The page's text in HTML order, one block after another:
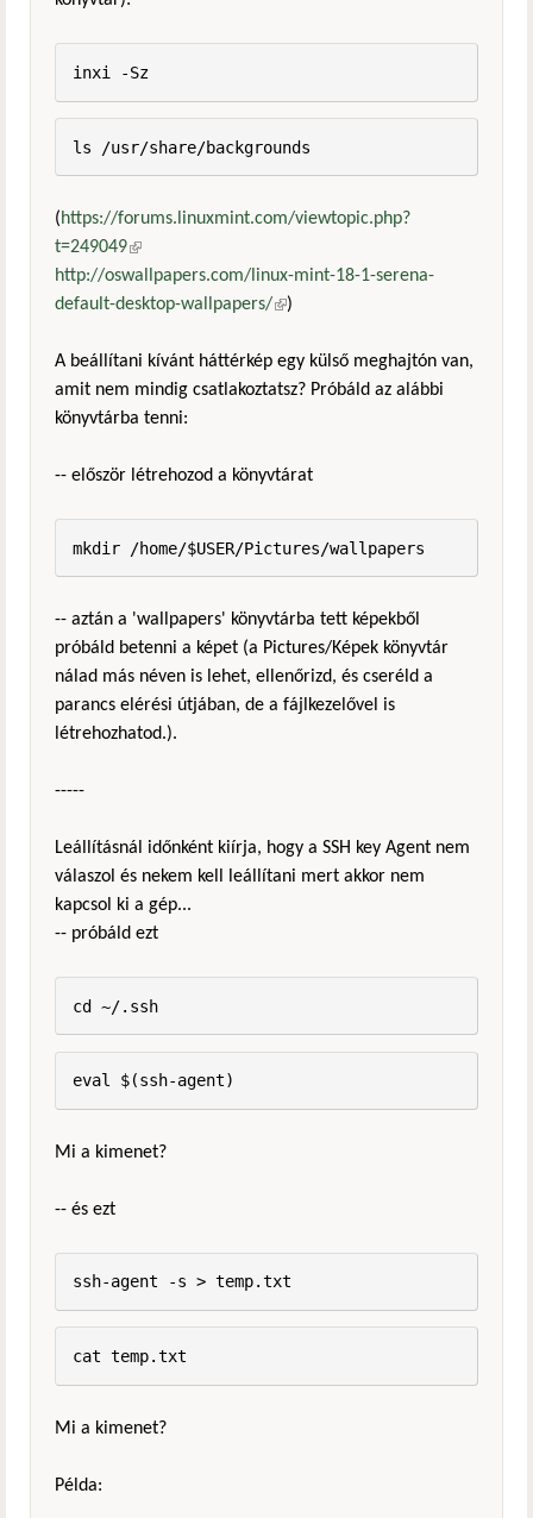
inxi -Sz
ls /usr/share/backgrounds
(https://forums.linuxmint.com/viewtopic.php?
t=249049(külső hivatkozás)
http://oswallpapers.com/linux-mint-18-1-serena-
default-desktop-wallpapers/(külső hivatkozás)
)
A beállítani kívánt háttérkép egy külső meghajtón van,
amit nem mindig csatlakoztatsz? Próbáld az alábbi
könyvtárba tenni:
-- először létrehozod a könyvtárat
-- aztán a 'wallpapers' könyvtárba tett képekből
próbáld betenni a képet (a Pictures/Képek könyvtár
nálad más néven is lehet, ellenőrizd, és cseréld a
parancs elérési útjában, de a fájlkezelővel is
létrehozhatod.).
-----
Leállításnál időnként kiírja, hogy a SSH key Agent nem
válaszol és nekem kell leállítani mert akkor nem
kapcsol ki a gép...
-- próbáld ezt
cd ~/.ssh
eval $(ssh-agent)
Mi a kimenet?
-- és ezt
ssh-agent -s > temp.txt
cat temp.txt
Mi a kimenet?
Példa: